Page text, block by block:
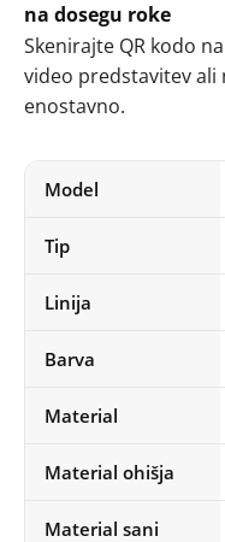
na dosegu roke
Skenirajte QR kodo
video predstavitev
enostavno.
Model
Tip
Linija
Barva
Material
Material ohišja
Material sani